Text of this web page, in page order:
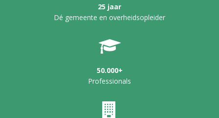
25 jaar
Dé gemeente en overheidsopleider
50.000+
Professionals